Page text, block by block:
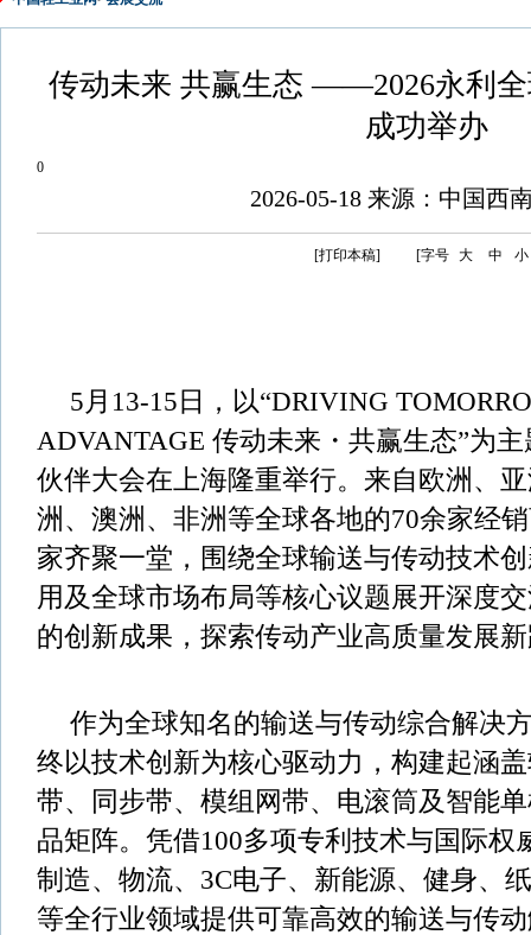
传动未来 共赢生态 ——2026永利
成功举办
0
2026-05-18 来源：中国西
[打印本稿] [字号 大 中 小
5月13-15日，以“DRIVING
ADVANTAGE 传动未来・共赢生态”为
伙伴大会在上海隆重举行。来自欧洲、
洲、澳洲、非洲等全球各地的70余家经
家齐聚一堂，围绕全球输送与传动技术
用及全球市场布局等核心议题展开深度
的创新成果，探索传动产业高质量发展
作为全球知名的输送与传动综合解决
终以技术创新为核心驱动力，构建起涵
带、同步带、模组网带、电滚筒及智能
品矩阵。凭借100多项专利技术与国际权
制造、物流、3C电子、新能源、健身、
等全行业领域提供可靠高效的输送与传